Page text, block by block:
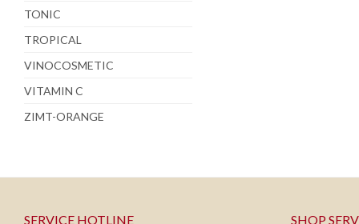
TONIC
TROPICAL
VINOCOSMETIC
VITAMIN C
ZIMT-ORANGE
SERVICE HOTLINE SHOP